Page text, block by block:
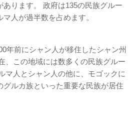
ります。 政府は135の民族グルー
人が過半数を占めます。
年前にシャン人が移住したシャン州
、この地域には数多くの民族グルー
マ人とシャン人の他に、モゴックに
グルカ族といった重要な民族が居住